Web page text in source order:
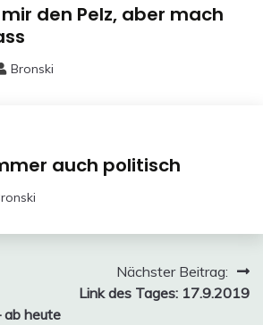
den Pelz, aber mach
Bronski
auch politisch
ab heute
Nächster Beitrag:
Link des Tages: 17.9.2019